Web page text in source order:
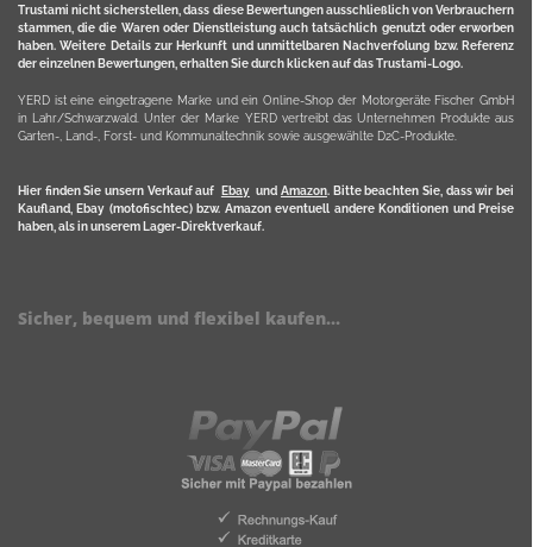
Trustami nicht sicherstellen, dass diese Bewertungen ausschließlich von Verbrauchern
stammen, die die Waren oder Dienstleistung auch tatsächlich genutzt oder erworben
haben. Weitere Details zur Herkunft und unmittelbaren Nachverfolung bzw. Referenz
der einzelnen Bewertungen, erhalten Sie durch klicken auf das Trustami-Logo.
YERD ist eine eingetragene Marke und ein Online-Shop der Motorgeräte Fischer GmbH
in Lahr/Schwarzwald. Unter der Marke YERD vertreibt das Unternehmen Produkte aus
Garten-, Land-, Forst- und Kommunaltechnik sowie ausgewählte D2C-Produkte.
Hier finden Sie unsern Verkauf auf Ebayund Amazon. Bitte beachten Sie, dass wir bei
Kaufland, Ebay (motofischtec) bzw. Amazon eventuell andere Konditionen und Preise
haben, als in unserem Lager-Direktverkauf.
Sicher, bequem und flexibel kaufen...